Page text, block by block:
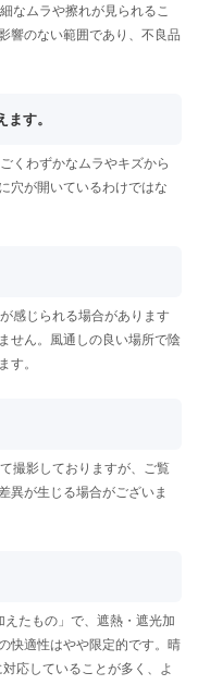
なムラや擦れが見られるこ
響のない範囲であり、不良品
す。
くわずかなムラやキズから
穴が開いているわけではな
感じられる場合があります
せん。風通しの良い場所で陰
す。
撮影しておりますが、ご覧
異が生じる場合がございま
たもの」で、遮熱・遮光加
快適性はやや限定的です。晴
応していることが多く、よ